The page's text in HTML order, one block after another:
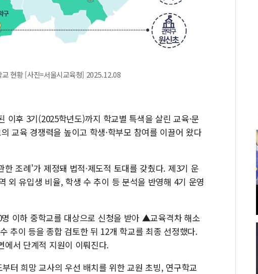
현황 [사진=서울시교육청] 2025.12.08
이후 3기(2025학년도)까지 학교별 특색을 살린 교육·문
교육 경쟁력을 높이고 학생·학부모 참여를 이끌어 왔다
조례'가 제정돼 법적·제도적 토대를 갖췄다. 제3기 운
외 유입생 비율, 학생 수 추이 등 분석을 반영해 4기 운영
이하 중학교를 대상으로 신청을 받아 ▲교육격차 해소
이 등을 종합 검토한 뒤 12개 학교를 최종 선정했다.
에서 단계적 지원이 이뤄진다.​
터 희망 교사의 우선 배치를 위한 교원 초빙, 연구학교